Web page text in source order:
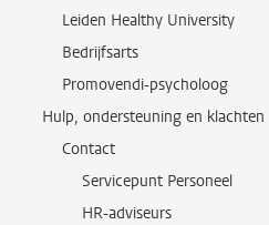
Leiden Healthy University
Bedrijfsarts
Promovendi-psycholoog
Hulp, ondersteuning en klachten
Contact
Servicepunt Personeel
HR-adviseurs